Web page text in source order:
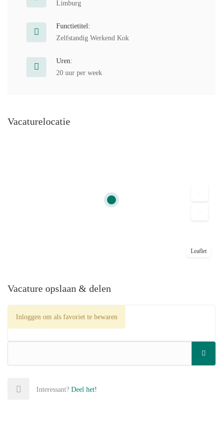
Limburg
Functietitel:
Zelfstandig Werkend Kok
Uren:
20 uur per week
Vacaturelocatie
Leaflet
Vacature opslaan & delen
Inloggen om als favoriet te bewaren
Interessant? Deel het!